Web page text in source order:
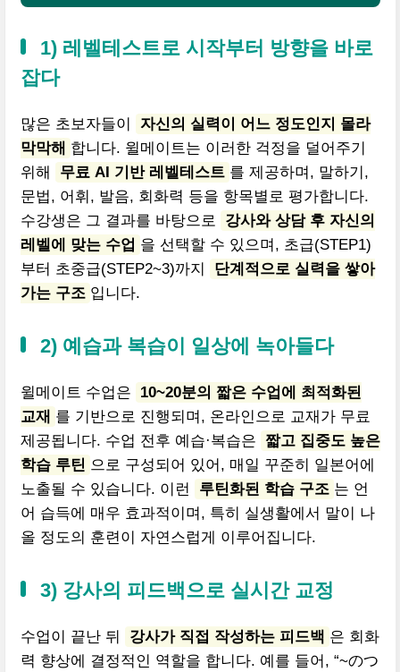
1) 레벨테스트로 시작부터 방향을 바로
잡다
많은 초보자들이
자신의 실력이 어느 정도인지 몰라
막막해 합니다. 윌메이트는 이러한 걱정을 덜어주기
위해
무료 AI 기반 레벨테스트 를 제공하며, 말하기,
문법, 어휘, 발음, 회화력 등을 항목별로 평가합니다.
수강생은 그 결과를 바탕으로
강사와 상담 후 자신의
레벨에 맞는 수업 을 선택할 수 있으며, 초급(STEP1)
부터 초중급(STEP2~3)까지
단계적으로 실력을 쌓아
가는 구조 입니다.
2) 예습과 복습이 일상에 녹아들다
윌메이트 수업은
10~20분의 짧은 수업에 최적화된
교재 를 기반으로 진행되며, 온라인으로 교재가 무료
제공됩니다. 수업 전후 예습·복습은
짧고 집중도 높은
학습 루틴 으로 구성되어 있어, 매일 꾸준히 일본어에
노출될 수 있습니다. 이런
루틴화된 학습 구조 는 언
어 습득에 매우 효과적이며, 특히 실생활에서 말이 나
올 정도의 훈련이 자연스럽게 이루어집니다.
3) 강사의 피드백으로 실시간 교정
수업이 끝난 뒤 강사가 직접 작성하는 피드백 은 회화
력 향상에 결정적인 역할을 합니다. 예를 들어, “~のつ